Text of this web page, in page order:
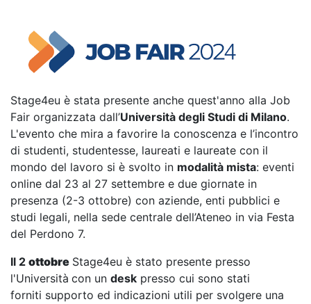
Stage4eu è stata presente anche quest'anno alla Job
Fair organizzata dall’Università degli Studi di Milano.
L'evento che mira a favorire la conoscenza e l’incontro
di studenti, studentesse, laureati e laureate con il
mondo del lavoro si è svolto in modalità mista: eventi
online dal 23 al 27 settembre e due giornate in
presenza (2-3 ottobre) con aziende, enti pubblici e
studi legali, nella sede centrale dell’Ateneo in via Festa
del Perdono 7.
Il 2 ottobre Stage4eu è stato presente presso
l'Università con un desk presso cui sono stati
forniti supporto ed indicazioni utili per svolgere una